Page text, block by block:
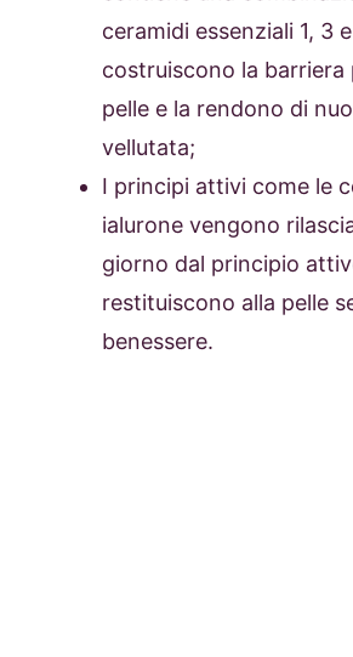
ceramidi essenziali 1, 3
costruiscono la
pelle e la rendono di
vellutata;
I principi attivi come le
ialurone vengono
giorno dal principio
restituiscono alla pelle
benessere.